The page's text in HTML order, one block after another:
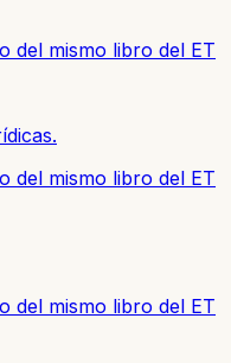
del mismo libro del ET
del mismo libro del ET
del mismo libro del ET